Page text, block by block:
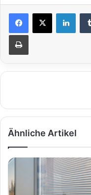
Ähnliche Artikel